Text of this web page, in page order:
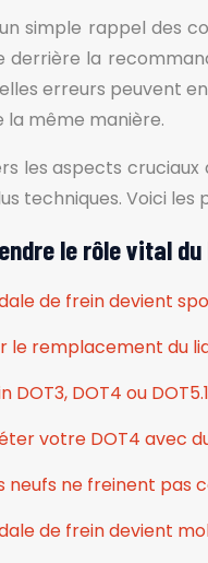
simple rappel des
derrière la
erreurs peuvent
la même manière.
les aspects
techniques. Voici
le rôle vital
de frein devient
remplacement du
DOT3, DOT4 ou
votre DOT4 avec
neufs ne freinent
de frein devient